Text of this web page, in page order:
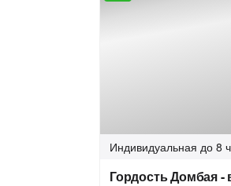
Индивидуальная до 8
Гордость Домбая